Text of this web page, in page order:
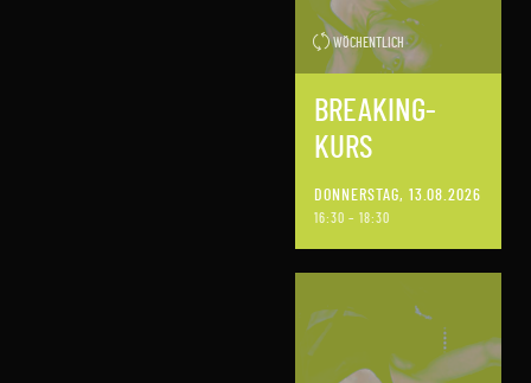
WÖCHENTLICH
BREAKING-
KURS
DONNERSTAG, 13.08.2026
16:30 – 18:30